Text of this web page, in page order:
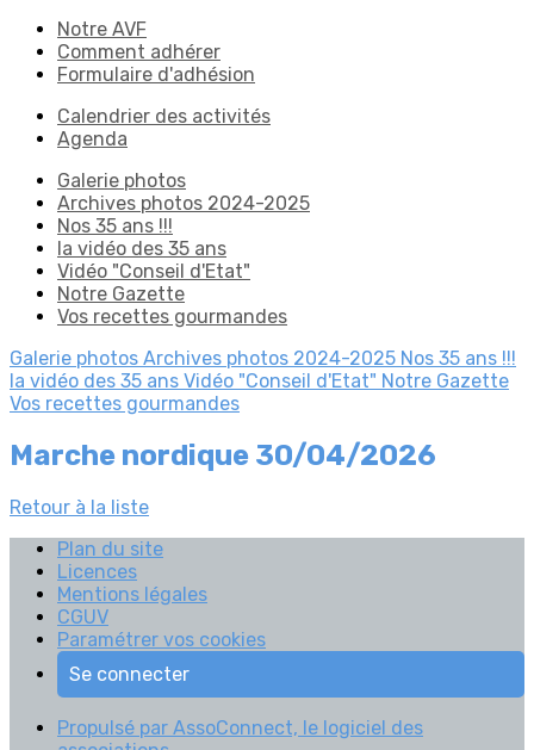
Notre AVF
Comment adhérer
Formulaire d'adhésion
Calendrier des activités
Agenda
Galerie photos
Archives photos 2024-2025
Nos 35 ans !!!
la vidéo des 35 ans
Vidéo "Conseil d'Etat"
Notre Gazette
Vos recettes gourmandes
Galerie photos Archives photos 2024-2025 Nos 35 ans !!!
la vidéo des 35 ans Vidéo "Conseil d'Etat" Notre Gazette
Vos recettes gourmandes
Marche nordique 30/04/2026
Retour à la liste
Plan du site
Licences
Mentions légales
CGUV
Paramétrer vos cookies
Se connecter
Propulsé par AssoConnect, le logiciel des